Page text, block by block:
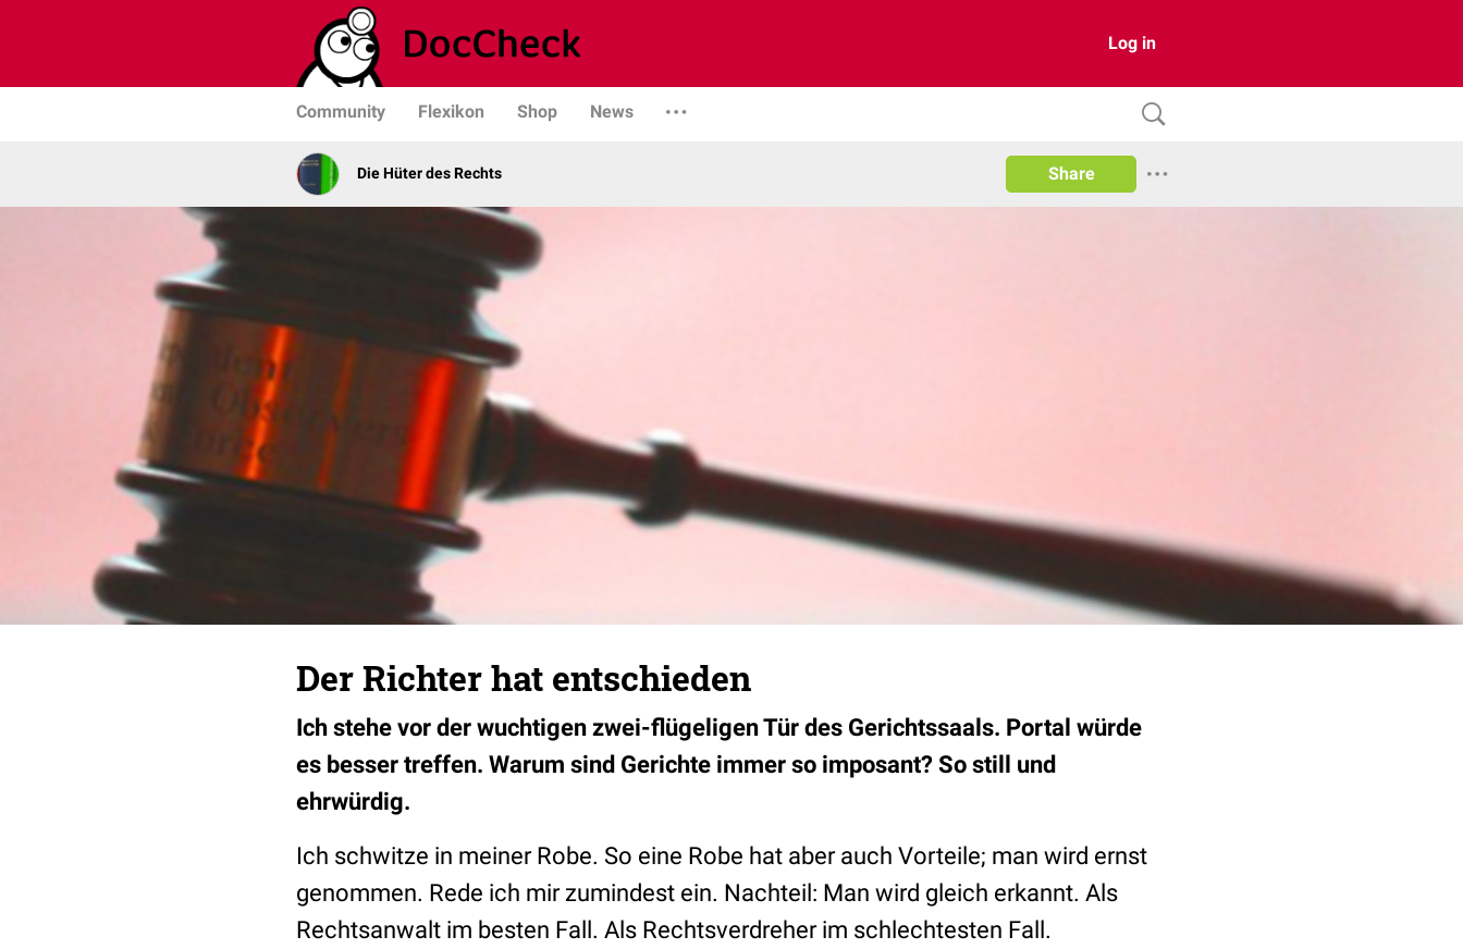
Log in
Community Flexikon Shop News
Die Hüter des Rechts Share
Der Richter hat entschieden
Ich stehe vor der wuchtigen zwei-flügeligen Tür des Gerichtssaals. Portal würde
es besser treffen. Warum sind Gerichte immer so imposant? So still und
ehrwürdig.
Ich schwitze in meiner Robe. So eine Robe hat aber auch Vorteile; man wird ernst
genommen. Rede ich mir zumindest ein. Nachteil: Man wird gleich erkannt. Als
Rechtsanwalt im besten Fall. Als Rechtsverdreher im schlechtesten Fall.